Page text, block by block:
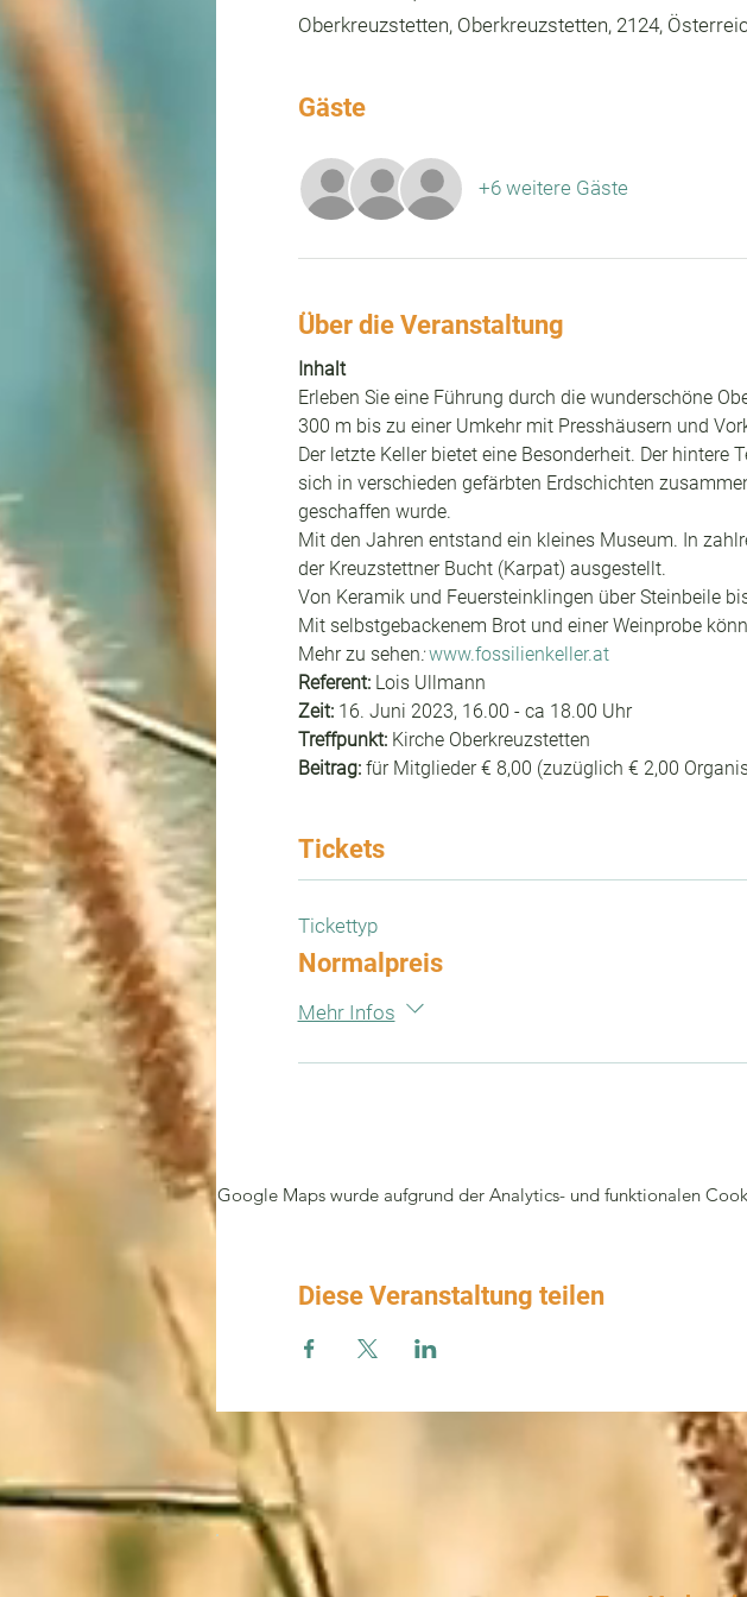
Oberkreuzstetten, Oberkreuzstetten, 2124,
Gäste
+6 weitere Gäste
Über die Veranstaltung
Inhalt
Erleben Sie eine Führung durch die wunderschöne
300 m bis zu einer Umkehr mit Presshäusern und
Der letzte Keller bietet eine Besonderheit. Der
sich in verschieden gefärbten Erdschichten
geschaffen wurde.
Mit den Jahren entstand ein kleines Museum. In
der Kreuzstettner Bucht (Karpat) ausgestellt.
Von Keramik und Feuersteinklingen über Steinbeile
Mit selbstgebackenem Brot und einer Weinprobe
Mehr zu sehen : www.fossilienkeller.at
Referent: Lois Ullmann
Zeit: 16. Juni 2023, 16.00 - ca 18.00 Uhr
Treffpunkt: Kirche Oberkreuzstetten
Beitrag: für Mitglieder € 8,00 (zuzüglich € 2,00
Tickets
Tickettyp
Normalpreis
Mehr Infos
Google Maps wurde aufgrund der Analytics- und funktionalen
Diese Veranstaltung teilen